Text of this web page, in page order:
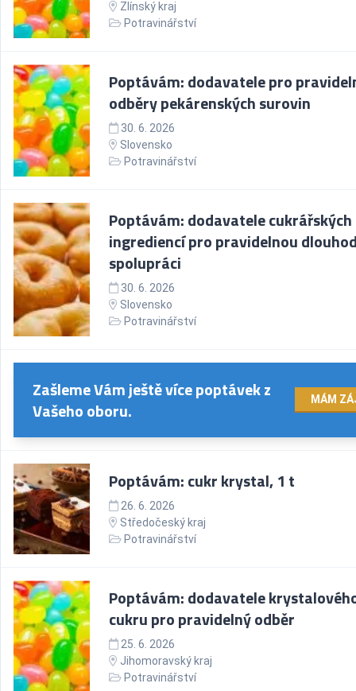
Zlínský kraj
Potravinářství
Poptávám: dodavatele pro
odběry pekárenských surovin
30. 6. 2026
Slovensko
Potravinářství
Poptávám: dodavatele cukrářských
ingrediencí pro pravidelnou
spolupráci
30. 6. 2026
Slovensko
Potravinářství
Zašleme Vám ještě více poptávek z
Vašeho oboru.
MÁM
Poptávám: cukr krystal, 1 t
26. 6. 2026
Středočeský kraj
Potravinářství
Poptávám: dodavatele
cukru pro pravidelný odběr
25. 6. 2026
Jihomoravský kraj
Potravinářství